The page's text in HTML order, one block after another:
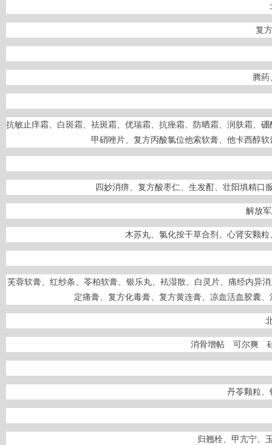
复
腾药
抗敏止痒霜、白斑霜、祛斑霜、优瑞霜、抗痤霜、防晒霜、润肤霜、
甲硝唑片、复方丙酸氯位他索软膏、他卡西醇
四妙消痹、复方酸枣仁、生发酊、壮阳填精口
解放
木苏丸、氯化按干草合剂、心肾安颗
芙蓉软膏、红纱条、苓柏软膏、银乐丸、袪湿散、白灵片、痛经内异
定痛膏、复方化毒膏、复方黄连膏、凉血活血胶囊
消骨增帖 可尔爽
丹苓颗粒、
归翘栓、甲亢宁、